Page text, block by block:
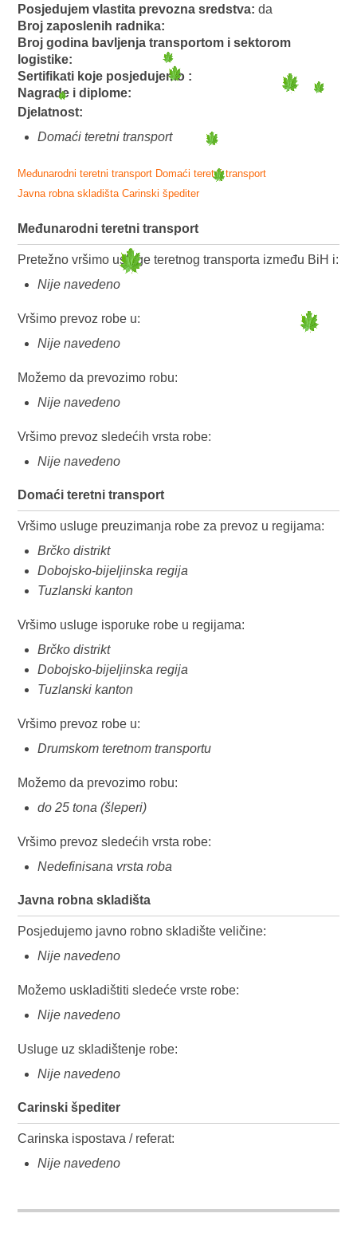
Posjedujem vlastita prevozna sredstva:da
Broj zaposlenih radnika:
Broj godina bavljenja transportom i sektorom
logistike:
Sertifikati koje posjedujemo :
Nagrade i diplome:
Djelatnost:
Domaći teretni transport
Međunarodni teretni transport Domaći teretni transport
Javna robna skladišta Carinski špediter
Međunarodni teretni transport
Pretežno vršimo usluge teretnog transporta između BiH i:
Nije navedeno
Vršimo prevoz robe u:
Nije navedeno
Možemo da prevozimo robu:
Nije navedeno
Vršimo prevoz sledećih vrsta robe:
Nije navedeno
Domaći teretni transport
Vršimo usluge preuzimanja robe za prevoz u regijama:
Brčko distrikt
Dobojsko-bijeljinska regija
Tuzlanski kanton
Vršimo usluge isporuke robe u regijama:
Brčko distrikt
Dobojsko-bijeljinska regija
Tuzlanski kanton
Vršimo prevoz robe u:
Drumskom teretnom transportu
Možemo da prevozimo robu:
do 25 tona (šleperi)
Vršimo prevoz sledećih vrsta robe:
Nedefinisana vrsta roba
Javna robna skladišta
Posjedujemo javno robno skladište veličine:
Nije navedeno
Možemo uskladištiti sledeće vrste robe:
Nije navedeno
Usluge uz skladištenje robe:
Nije navedeno
Carinski špediter
Carinska ispostava / referat:
Nije navedeno